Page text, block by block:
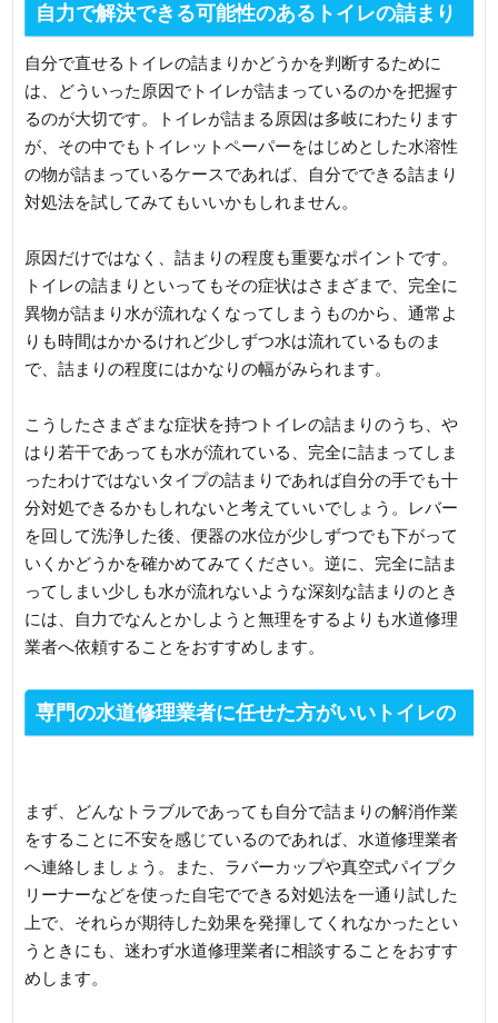
自力で解決できる可能性のあるトイレの詰まり
自分で直せるトイレの詰まりかどうかを判断するために
は、どういった原因でトイレが詰まっているのかを把握す
るのが大切です。トイレが詰まる原因は多岐にわたります
が、その中でもトイレットペーパーをはじめとした水溶性
の物が詰まっているケースであれば、自分でできる詰まり
対処法を試してみてもいいかもしれません。
原因だけではなく、詰まりの程度も重要なポイントです。
トイレの詰まりといってもその症状はさまざまで、完全に
異物が詰まり水が流れなくなってしまうものから、通常よ
りも時間はかかるけれど少しずつ水は流れているものま
で、詰まりの程度にはかなりの幅がみられます。
こうしたさまざまな症状を持つトイレの詰まりのうち、や
はり若干であっても水が流れている、完全に詰まってしま
ったわけではないタイプの詰まりであれば自分の手でも十
分対処できるかもしれないと考えていいでしょう。レバー
を回して洗浄した後、便器の水位が少しずつでも下がって
いくかどうかを確かめてみてください。逆に、完全に詰ま
ってしまい少しも水が流れないような深刻な詰まりのとき
には、自力でなんとかしようと無理をするよりも水道修理
業者へ依頼することをおすすめします。
専門の水道修理業者に任せた方がいいトイレの
まず、どんなトラブルであっても自分で詰まりの解消作業
をすることに不安を感じているのであれば、水道修理業者
へ連絡しましょう。また、ラバーカップや真空式パイプク
リーナーなどを使った自宅でできる対処法を一通り試した
上で、それらが期待した効果を発揮してくれなかったとい
うときにも、迷わず水道修理業者に相談することをおすす
めします。